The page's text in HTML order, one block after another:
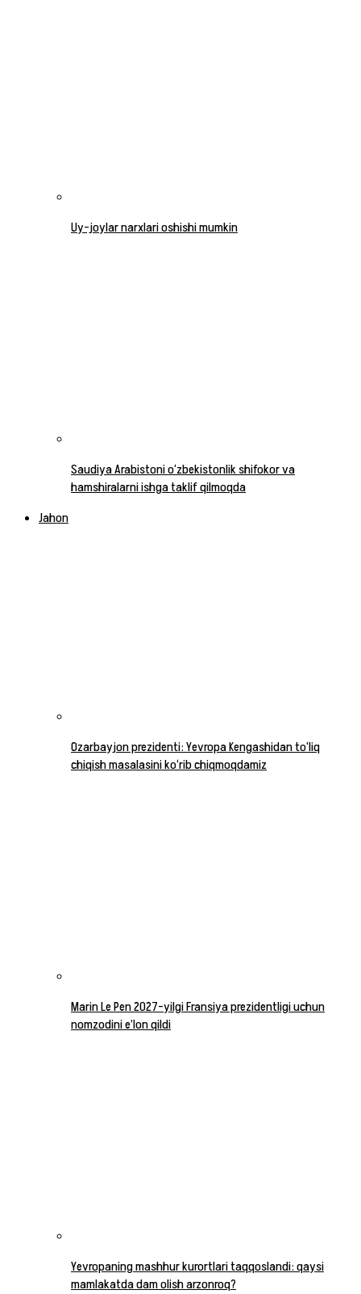
Uy-joylar narxlari oshishi mumkin
Saudiya Arabistoni o‘zbekistonlik shifokor va
hamshiralarni ishga taklif qilmoqda
Jahon
Ozarbayjon prezidenti: Yevropa Kengashidan to‘liq
chiqish masalasini ko‘rib chiqmoqdamiz
Marin Le Pen 2027-yilgi Fransiya prezidentligi uchun
nomzodini e’lon qildi
Yevropaning mashhur kurortlari taqqoslandi: qaysi
mamlakatda dam olish arzonroq?